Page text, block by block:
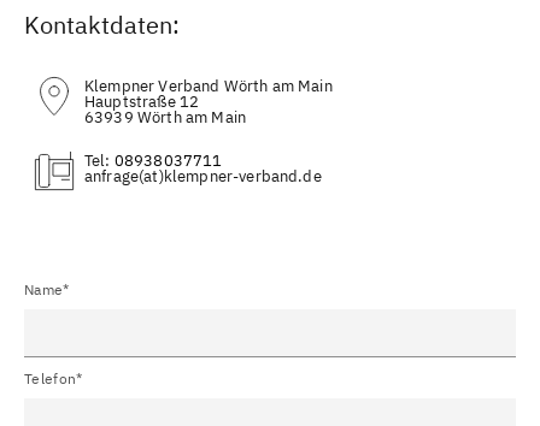
Kontaktdaten:
Klempner Verband Wörth am Main
Hauptstraße 12
63939 Wörth am Main
Tel: 08938037711
(at)
Name*
Telefon*